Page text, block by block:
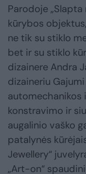
Parodoje
kūrybos
ne tik su stiklo
bet ir su stiklo
dizainere Andra
dizaineriu
automechanikos
konstravimo ir
augalinio vaško
patalynės
Jewellery“
„Art-on“